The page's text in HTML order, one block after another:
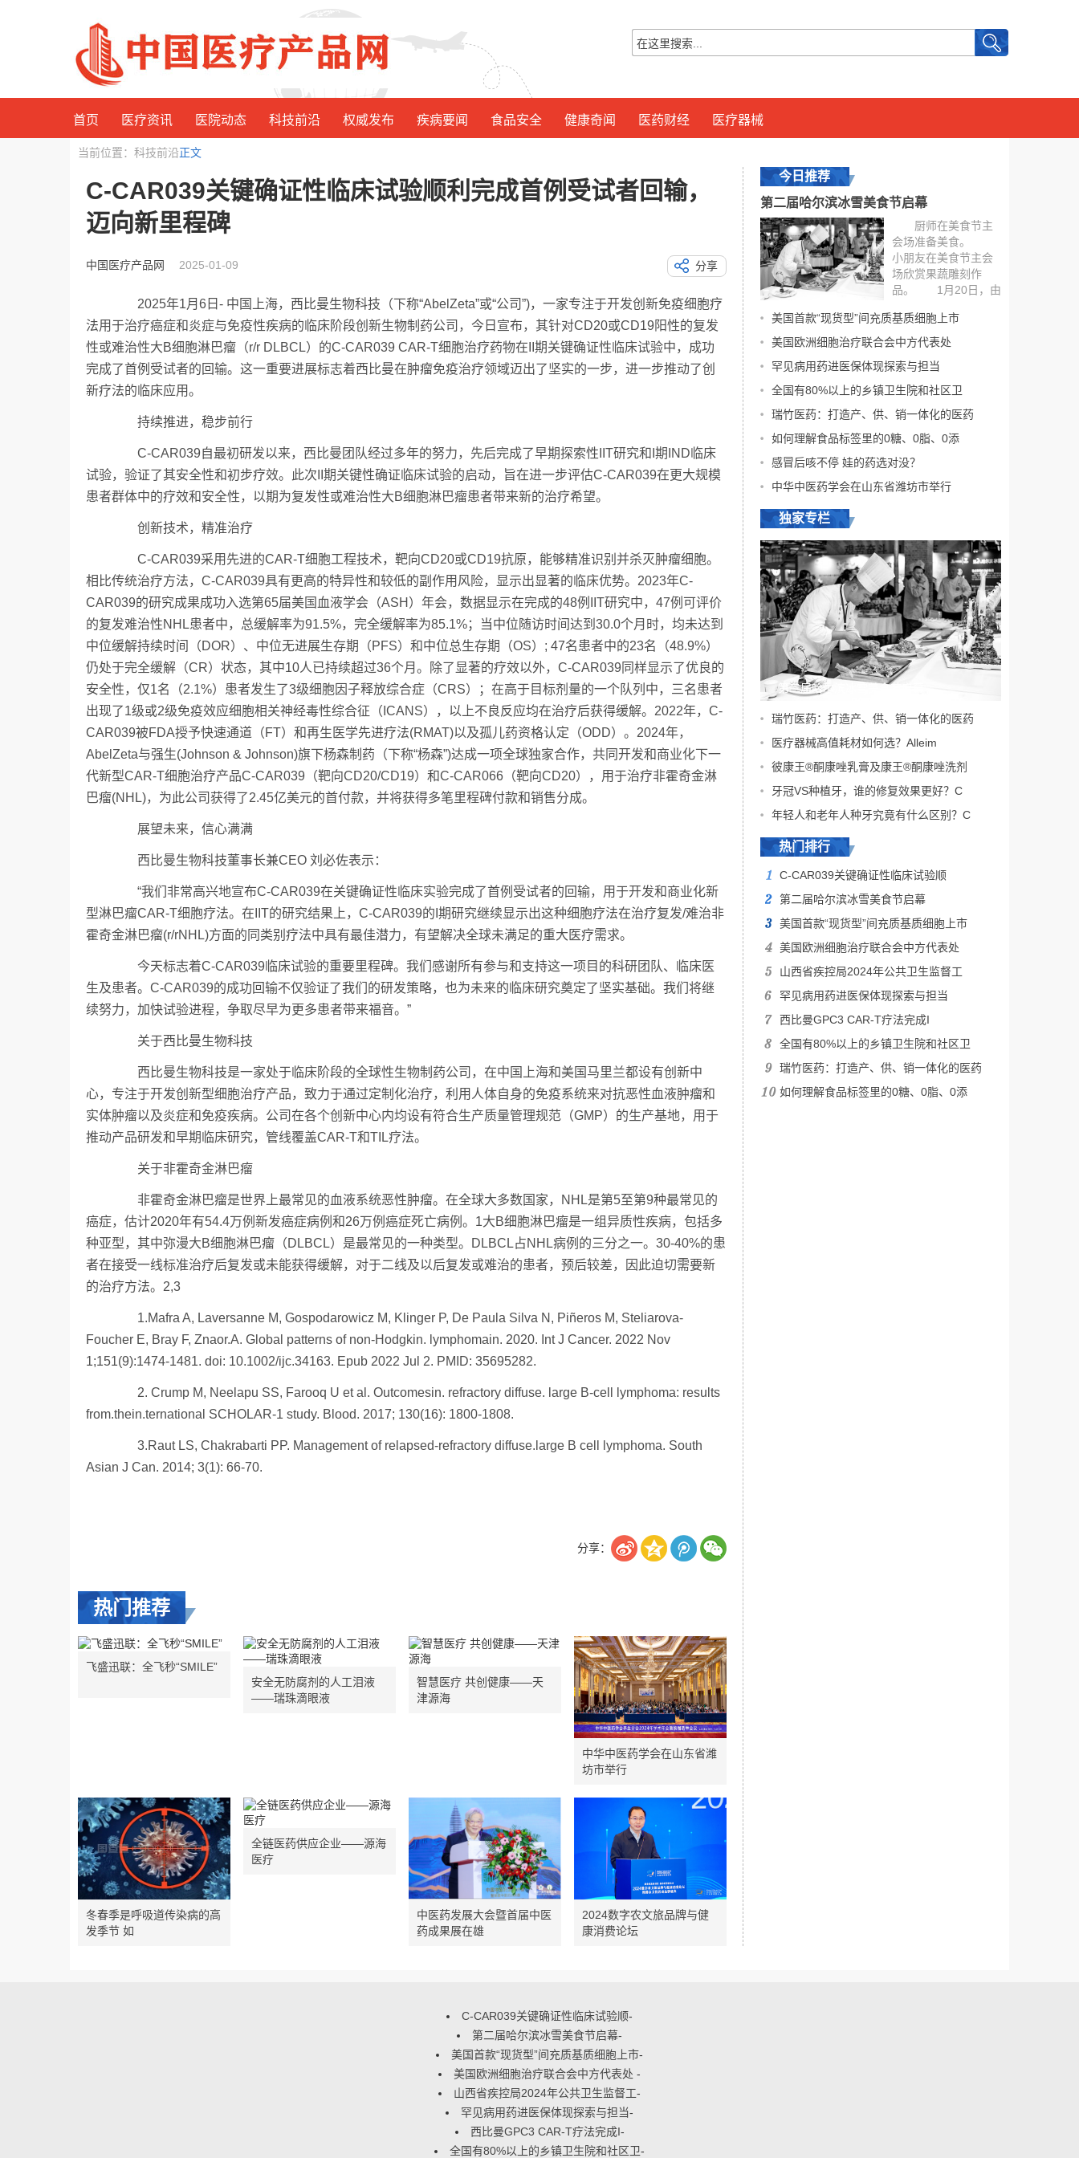
首页 医疗资讯 医院动态 科技前沿 权威发布 疾病要闻 食品安全 健康奇闻 医药财经 医疗器械
当前位置：科技前沿正文
C-CAR039关键确证性临床试验顺利完成首例受试者回输，
迈向新里程碑
中国医疗产品网 2025-01-09 分享
2025年1月6日- 中国上海，西比曼生物科技（下称“AbelZeta”或“公司”)，一家专注于开发创新免疫细胞疗
法用于治疗癌症和炎症与免疫性疾病的临床阶段创新生物制药公司，今日宣布，其针对CD20或CD19阳性的复发
性或难治性大B细胞淋巴瘤（r/r DLBCL）的C-CAR039 CAR-T细胞治疗药物在II期关键确证性临床试验中，成功
完成了首例受试者的回输。这一重要进展标志着西比曼在肿瘤免疫治疗领域迈出了坚实的一步，进一步推动了创
新疗法的临床应用。
持续推进，稳步前行
C-CAR039自最初研发以来，西比曼团队经过多年的努力，先后完成了早期探索性IIT研究和I期IND临床
试验，验证了其安全性和初步疗效。此次II期关键性确证临床试验的启动，旨在进一步评估C-CAR039在更大规模
患者群体中的疗效和安全性，以期为复发性或难治性大B细胞淋巴瘤患者带来新的治疗希望。
创新技术，精准治疗
C-CAR039采用先进的CAR-T细胞工程技术，靶向CD20或CD19抗原，能够精准识别并杀灭肿瘤细胞。
相比传统治疗方法，C-CAR039具有更高的特异性和较低的副作用风险，显示出显著的临床优势。2023年C-
CAR039的研究成果成功入选第65届美国血液学会（ASH）年会，数据显示在完成的48例IIT研究中，47例可评价
的复发难治性NHL患者中，总缓解率为91.5%，完全缓解率为85.1%；当中位随访时间达到30.0个月时，均未达到
中位缓解持续时间（DOR）、中位无进展生存期（PFS）和中位总生存期（OS）; 47名患者中的23名（48.9%）
仍处于完全缓解（CR）状态，其中10人已持续超过36个月。除了显著的疗效以外，C-CAR039同样显示了优良的
安全性，仅1名（2.1%）患者发生了3级细胞因子释放综合症（CRS）；在高于目标剂量的一个队列中，三名患者
出现了1级或2级免疫效应细胞相关神经毒性综合征（ICANS），以上不良反应均在治疗后获得缓解。2022年，C-
CAR039被FDA授予快速通道（FT）和再生医学先进疗法(RMAT)以及孤儿药资格认定（ODD）。2024年，
AbelZeta与强生(Johnson & Johnson)旗下杨森制药（下称“杨森”)达成一项全球独家合作，共同开发和商业化下一
代新型CAR-T细胞治疗产品C-CAR039（靶向CD20/CD19）和C-CAR066（靶向CD20），用于治疗非霍奇金淋
巴瘤(NHL)，为此公司获得了2.45亿美元的首付款，并将获得多笔里程碑付款和销售分成。
展望未来，信心满满
西比曼生物科技董事长兼CEO 刘必佐表示：
“我们非常高兴地宣布C-CAR039在关键确证性临床实验完成了首例受试者的回输，用于开发和商业化新
型淋巴瘤CAR-T细胞疗法。在IIT的研究结果上，C-CAR039的I期研究继续显示出这种细胞疗法在治疗复发/难治非
霍奇金淋巴瘤(r/rNHL)方面的同类别疗法中具有最佳潜力，有望解决全球未满足的重大医疗需求。
今天标志着C-CAR039临床试验的重要里程碑。我们感谢所有参与和支持这一项目的科研团队、临床医
生及患者。C-CAR039的成功回输不仅验证了我们的研发策略，也为未来的临床研究奠定了坚实基础。我们将继
续努力，加快试验进程，争取尽早为更多患者带来福音。”
关于西比曼生物科技
西比曼生物科技是一家处于临床阶段的全球性生物制药公司，在中国上海和美国马里兰都设有创新中
心，专注于开发创新型细胞治疗产品，致力于通过定制化治疗，利用人体自身的免疫系统来对抗恶性血液肿瘤和
实体肿瘤以及炎症和免疫疾病。公司在各个创新中心内均设有符合生产质量管理规范（GMP）的生产基地，用于
推动产品研发和早期临床研究，管线覆盖CAR-T和TIL疗法。
关于非霍奇金淋巴瘤
非霍奇金淋巴瘤是世界上最常见的血液系统恶性肿瘤。在全球大多数国家，NHL是第5至第9种最常见的
癌症，估计2020年有54.4万例新发癌症病例和26万例癌症死亡病例。1大B细胞淋巴瘤是一组异质性疾病，包括多
种亚型，其中弥漫大B细胞淋巴瘤（DLBCL）是最常见的一种类型。DLBCL占NHL病例的三分之一。30-40%的患
者在接受一线标准治疗后复发或未能获得缓解，对于二线及以后复发或难治的患者，预后较差，因此迫切需要新
的治疗方法。2,3
1.Mafra A, Laversanne M, Gospodarowicz M, Klinger P, De Paula Silva N, Piñeros M, Steliarova-
Foucher E, Bray F, Znaor.A. Global patterns of non-Hodgkin. lymphomain. 2020. Int J Cancer. 2022 Nov
1;151(9):1474-1481. doi: 10.1002/ijc.34163. Epub 2022 Jul 2. PMID: 35695282.
2. Crump M, Neelapu SS, Farooq U et al. Outcomesin. refractory diffuse. large B-cell lymphoma: results
from.thein.ternational SCHOLAR-1 study. Blood. 2017; 130(16): 1800-1808.
3.Raut LS, Chakrabarti PP. Management of relapsed-refractory diffuse.large B cell lymphoma. South
Asian J Can. 2014; 3(1): 66-70.
分享：
热门推荐
飞盛迅联：全飞秒“SMILE”
安全无防腐剂的人工泪液
——瑞珠滴眼液
智慧医疗 共创健康——天
津源海
中华中医药学会在山东省潍
坊市举行
冬春季是呼吸道传染病的高
发季节 如
全链医药供应企业——源海
医疗
中医药发展大会暨首届中医
药成果展在雄
2024数字农文旅品牌与健
康消费论坛
今日推荐
第二届哈尔滨冰雪美食节启幕
厨师在美食节主
会场准备美食。
小朋友在美食节主会
场欣赏果蔬雕刻作
品。 1月20日，由
饭店协会共...
美国首款“现货型”间充质基质细胞上市
美国欧洲细胞治疗联合会中方代表处
罕见病用药进医保体现探索与担当
全国有80%以上的乡镇卫生院和社区卫
瑞竹医药：打造产、供、销一体化的医药
如何理解食品标签里的0糖、0脂、0添
感冒后咳不停 娃的药选对没？
中华中医药学会在山东省潍坊市举行
独家专栏
第二届哈尔滨冰雪美食节启幕
瑞竹医药：打造产、供、销一体化的医药
医疗器械高值耗材如何选？Alleim
彼康王®酮康唑乳膏及康王®酮康唑洗剂
牙冠VS种植牙，谁的修复效果更好？C
年轻人和老年人种牙究竟有什么区别？C
热门排行
C-CAR039关键确证性临床试验顺
第二届哈尔滨冰雪美食节启幕
美国首款“现货型”间充质基质细胞上市
美国欧洲细胞治疗联合会中方代表处
山西省疾控局2024年公共卫生监督工
罕见病用药进医保体现探索与担当
西比曼GPC3 CAR-T疗法完成I
全国有80%以上的乡镇卫生院和社区卫
瑞竹医药：打造产、供、销一体化的医药
如何理解食品标签里的0糖、0脂、0添
C-CAR039关键确证性临床试验顺-
第二届哈尔滨冰雪美食节启幕-
美国首款“现货型”间充质基质细胞上市-
美国欧洲细胞治疗联合会中方代表处 -
山西省疾控局2024年公共卫生监督工-
罕见病用药进医保体现探索与担当-
西比曼GPC3 CAR-T疗法完成I-
全国有80%以上的乡镇卫生院和社区卫-